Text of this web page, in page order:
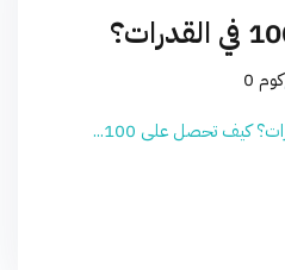
كوم 0